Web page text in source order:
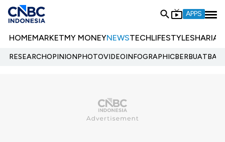
APPS
HOMEMARKETMY MONEYNEWSTECHLIFESTYLESHARIA
RESEARCHOPINIONPHOTOVIDEOINFOGRAPHIC